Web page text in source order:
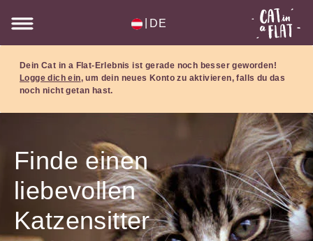
DE
Dein Cat in a Flat-Erlebnis ist gerade noch besser geworden!
Logge dich ein, um dein neues Konto zu aktivieren, falls du das
noch nicht getan hast.
Finde einen
liebevollen
Katzensitter